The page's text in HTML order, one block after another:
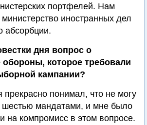
портфелей. Нам
иностранных дел
абсорбции.
дня вопрос о
обороны, которое требовали
кампании?
понимал, что не могу
шестью мандатами, и мне было
на компромисс в этом вопросе.